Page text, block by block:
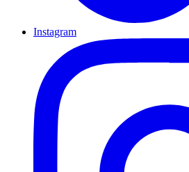
Instagram